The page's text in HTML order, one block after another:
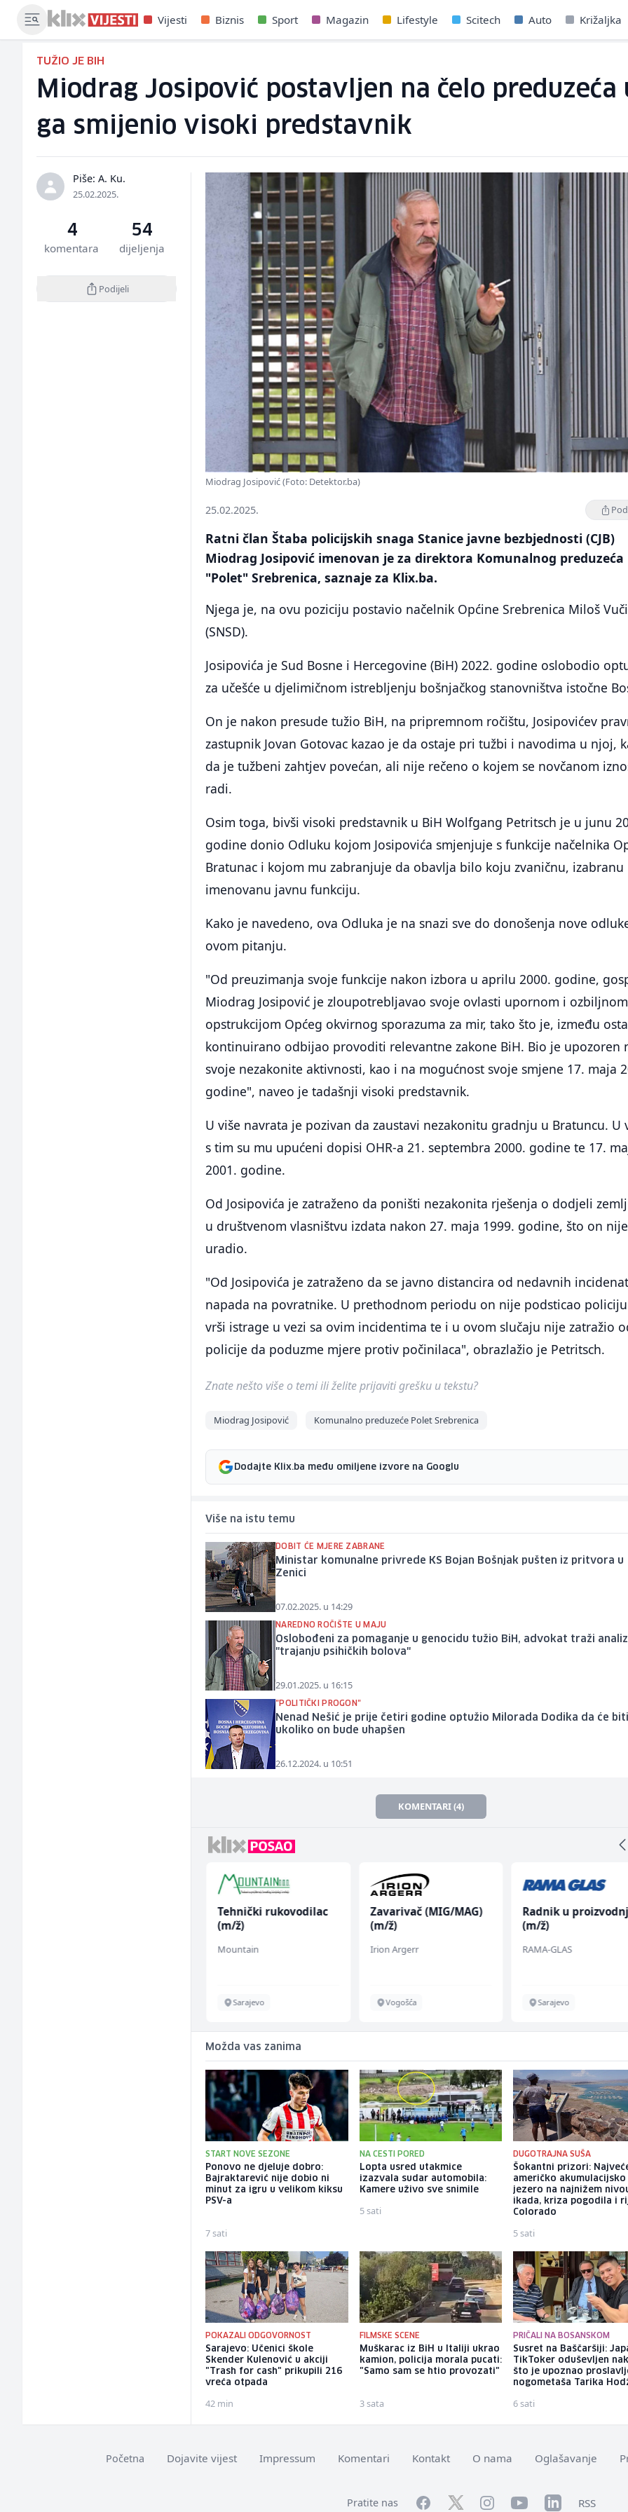
Vijesti Biznis Sport Magazin Lifestyle Scitech Auto Križaljka
TUŽIO JE BIH
Miodrag Josipović postavljen na čelo preduzeća
ga smijenio visoki predstavnik
Piše: A. Ku.
25.02.2025.
4
komentara
54
dijeljenja
Podijeli
Miodrag Josipović (Foto: Detektor.ba)
25.02.2025.
Ratni član Štaba policijskih snaga Stanice javne bezbjednosti (CJB)
Miodrag Josipović imenovan je za direktora Komunalnog preduzeća
"Polet" Srebrenica, saznaje za Klix.ba.
Njega je, na ovu poziciju postavio načelnik Općine Srebrenica Miloš
(SNSD).
Josipovića je Sud Bosne i Hercegovine (BiH) 2022. godine oslobodio
za učešće u djelimičnom istrebljenju bošnjačkog stanovništva istočne
On je nakon presude tužio BiH, na pripremnom ročištu, Josipovićev
zastupnik Jovan Gotovac kazao je da ostaje pri tužbi i navodima u njoj,
da je tužbeni zahtjev povećan, ali nije rečeno o kojem se novčanom
radi.
Osim toga, bivši visoki predstavnik u BiH Wolfgang Petritsch je u junu
godine donio Odluku kojom Josipovića smjenjuje s funkcije načelnika
Bratunac i kojom mu zabranjuje da obavlja bilo koju zvaničnu, izabranu
imenovanu javnu funkciju.
Kako je navedeno, ova Odluka je na snazi sve do donošenja nove
ovom pitanju.
"Od preuzimanja svoje funkcije nakon izbora u aprilu 2000. godine,
Miodrag Josipović je zloupotrebljavao svoje ovlasti upornom i ozbiljnom
opstrukcijom Općeg okvirnog sporazuma za mir, tako što je, između
kontinuirano odbijao provoditi relevantne zakone BiH. Bio je upozoren
svoje nezakonite aktivnosti, kao i na mogućnost svoje smjene 17. maja
godine", naveo je tadašnji visoki predstavnik.
U više navrata je pozivan da zaustavi nezakonitu gradnju u Bratuncu. U
s tim su mu upućeni dopisi OHR-a 21. septembra 2000. godine te 17.
2001. godine.
Od Josipovića je zatraženo da poništi nezakonita rješenja o dodjeli
u društvenom vlasništvu izdata nakon 27. maja 1999. godine, što on nije
uradio.
"Od Josipovića je zatraženo da se javno distancira od nedavnih
napada na povratnike. U prethodnom periodu on nije podsticao
vrši istrage u vezi sa ovim incidentima te i u ovom slučaju nije zatražio
policije da poduzme mjere protiv počinilaca", obrazlažio je Petritsch.
Znate nešto više o temi ili želite prijaviti grešku u tekstu?
Miodrag Josipović Komunalno preduzeće Polet Srebrenica
Dodajte Klix.ba među omiljene izvore na Googlu
Više na istu temu
DOBIT ĆE MJERE ZABRANE
Ministar komunalne privrede KS Bojan Bošnjak pušten iz pritvora u
Zenici
07.02.2025. u 14:29
NAREDNO ROČIŠTE U MAJU
Oslobođeni za pomaganje u genocidu tužio BiH, advokat traži
"trajanju psihičkih bolova"
29.01.2025. u 16:15
"POLITIČKI PROGON"
Nenad Nešić je prije četiri godine optužio Milorada Dodika da će
ukoliko on bude uhapšen
26.12.2024. u 10:51
KOMENTARI (4)
Tehnički rukovodilac
(m/ž)
Mountain
Sarajevo
Zavarivač (MIG/MAG)
(m/ž)
Irion Argerr
Vogošća
Radnik u
(m/ž)
RAMA-GLAS
Sarajevo
Možda vas zanima
START NOVE SEZONE
Ponovo ne djeluje dobro:
Bajraktarević nije dobio ni
minut za igru u velikom kiksu
PSV-a
7 sati
NA CESTI PORED
Lopta usred utakmice
izazvala sudar automobila:
Kamere uživo sve snimile
5 sati
DUGOTRAJNA SUŠA
Šokantni prizori:
američko akumulacijsko
jezero na najnižem
ikada, kriza pogodila i
Colorado
5 sati
POKAZALI ODGOVORNOST
Sarajevo: Učenici škole
Skender Kulenović u akciji
"Trash for cash" prikupili 216
vreća otpada
42 min
FILMSKE SCENE
Muškarac iz BiH u Italiji ukrao
kamion, policija morala pucati:
"Samo sam se htio provozati"
3 sata
PRIČALI NA BOSANSKOM
Susret na Baščaršiji:
TikToker oduševljen
što je upoznao
nogometaša Tarika
6 sati
Početna Dojavite vijest Impressum Komentari Kontakt O nama Oglašavanje
Pratite nas FacebookTwitterInstagramYouTubeLinkedInRSS